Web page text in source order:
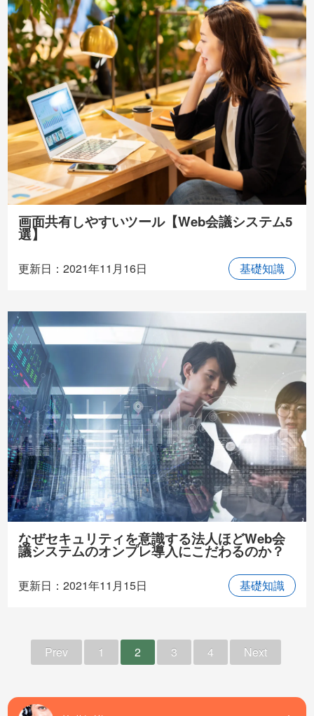
画面共有しやすいツール【Web会議システム5
選】
更新日：2021年11月16日 基礎知識
なぜセキュリティを意識する法人ほどWeb会
議システムのオンプレ導入にこだわるのか？
更新日：2021年11月15日 基礎知識
Prev 1 2 3 4 Next